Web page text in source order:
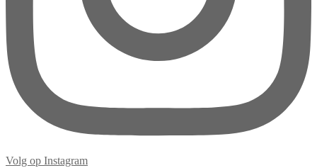
Volg op Instagram